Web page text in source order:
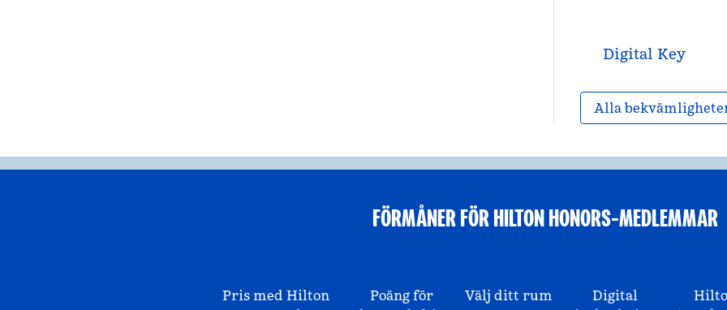
Digital Key
Alla
FÖRMÅNER FÖR HILTON HONORS-MEDLEMMAR
Pris med Hilton
Poäng för
Välj ditt rum
Digital